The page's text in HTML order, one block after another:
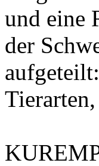
und eine
der